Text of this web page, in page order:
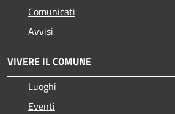
Comunicati
Avvisi
VIVERE IL COMUNE
Luoghi
Eventi